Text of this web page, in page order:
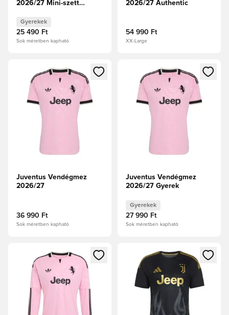
2026/27 Mini-szett
Gyerekek
25 490 Ft
Sok méretben kapható
2026/27 Authentic
54 990 Ft
XX-Large
Megnyit egy modált a bejelentkezéshez vagy a tagként
Juventus Vendégmez
2026/27
36 990 Ft
Sok méretben kapható
Megnyit egy modált a
Juventus Vendégmez
2026/27 Gyerek
Gyerekek
27 990 Ft
Sok méretben kapható
Megnyit egy modált a bejelentkezéshez vagy a tagként
Megnyit egy modált a